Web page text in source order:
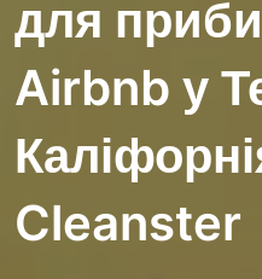
для
Airbnb у
Cleanster